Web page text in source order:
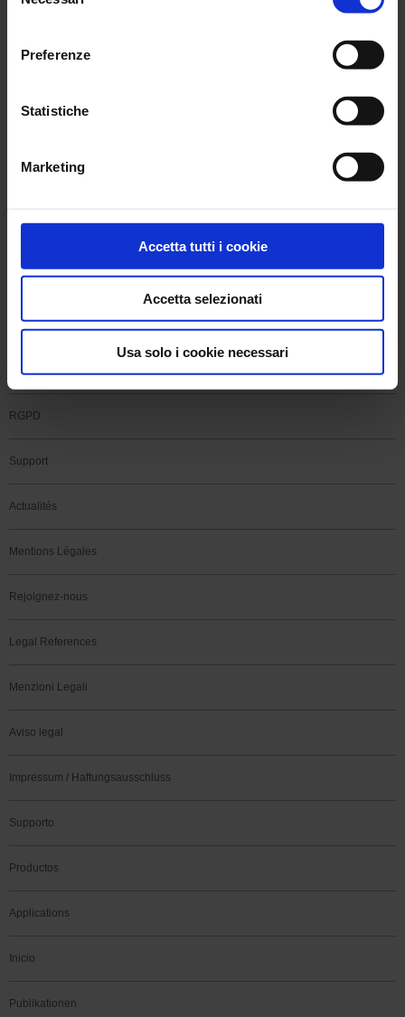
Preferenze
Statistiche
Marketing
Accetta tutti i cookie
Accetta selezionati
Usa solo i cookie necessari
RGPD
Le Groupe
Modifier
RGPD
RGPD
Support
Actualités
Mentions Légales
Rejoignez-nous
Legal References
Menzioni Legali
Aviso legal
Impressum / Haftungsausschluss
Supporto
Productos
Applications
Inicio
Publikationen